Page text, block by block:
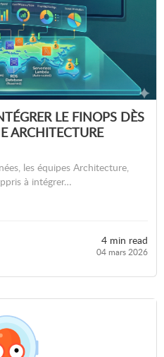
LE FINOPS DÈS
ARCHITECTURE
les équipes Architecture,
à intégrer…
4 min read
04 mars 2026